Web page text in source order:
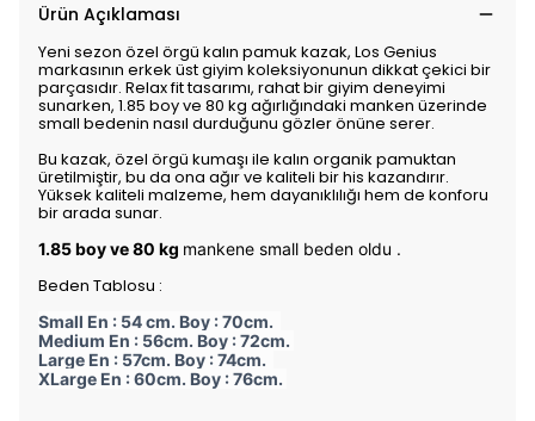
Ürün Açıklaması
Yeni sezon özel örgü kalın pamuk kazak, Los Genius
markasının erkek üst giyim koleksiyonunun dikkat çekici bir
parçasıdır. Relax fit tasarımı, rahat bir giyim deneyimi
sunarken, 1.85 boy ve 80 kg ağırlığındaki manken üzerinde
small bedenin nasıl durduğunu gözler önüne serer.
Bu kazak, özel örgü kumaşı ile kalın organik pamuktan
üretilmiştir, bu da ona ağır ve kaliteli bir his kazandırır.
Yüksek kaliteli malzeme, hem dayanıklılığı hem de konforu
bir arada sunar.
1.85 boy ve 80 kg mankene small beden oldu .
Beden Tablosu :
Small En : 54 cm. Boy : 70cm.
Medium En : 56cm. Boy : 72cm.
Large En : 57cm. Boy : 74cm.
XLarge En : 60cm. Boy : 76cm.